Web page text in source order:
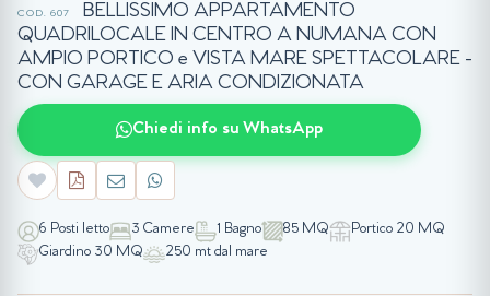
COD. 607
BELLISSIMO APPARTAMENTO
QUADRILOCALE IN CENTRO A NUMANA CON
AMPIO PORTICO e VISTA MARE SPETTACOLARE -
CON GARAGE E ARIA CONDIZIONATA
Chiedi info su WhatsApp
6 Posti letto 3 Camere 1 Bagno 85 MQ
Portico 20 MQ
Giardino 30 MQ
250 mt dal mare